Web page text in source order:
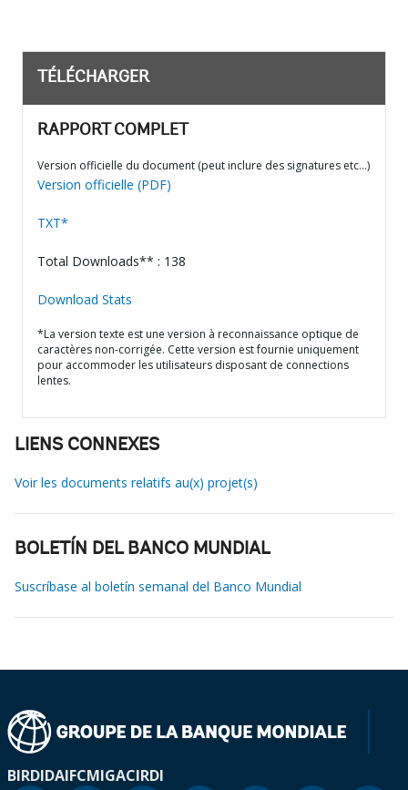
TÉLÉCHARGER
RAPPORT COMPLET
Version officielle du document (peut inclure des signatures etc…)
Version officielle (PDF)
TXT*
Total Downloads** : 138
Download Stats
*La version texte est une version à reconnaissance optique de
caractères non-corrigée. Cette version est fournie uniquement
pour accommoder les utilisateurs disposant de connections
lentes.
LIENS CONNEXES
Voir les documents relatifs au(x) projet(s)
BOLETÍN DEL BANCO MUNDIAL
Suscríbase al boletín semanal del Banco Mundial
BIRDIDAIFCMIGACIRDI